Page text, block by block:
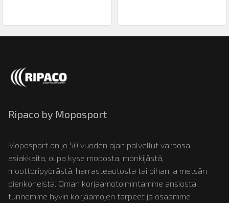
Ripaco by Moposport
Moposport on jo 50 vuoden ajan palvellut varaosa-
asiakkaita, olipa kyse moposta, mönkijästä,
moottoripyörästä, harrasteautosta tai pihan ja metsän
pienkoneista. Oman korjaamotoimintamme ansiosta
tunnemme hyvin korjaamojen tarpeet ja osaamme